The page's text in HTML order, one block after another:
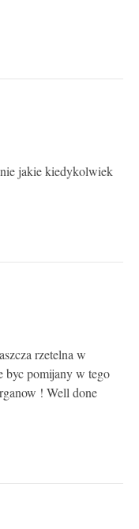
jakie kiedykolwiek
rzetelna w
byc pomijany w tego
! Well done